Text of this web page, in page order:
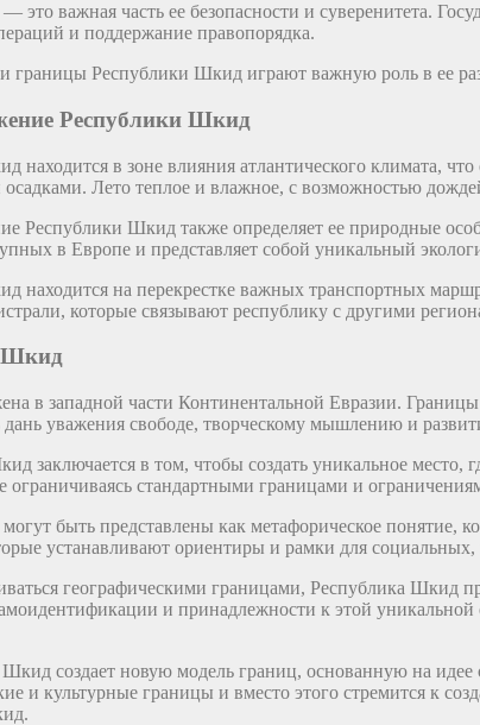
важная часть ее безопасности и суверенитета.
и поддержание правопорядка.
границы Республики Шкид играют важную роль в ее
Республики Шкид
находится в зоне влияния атлантического климата,
Лето теплое и влажное, с возможностью
Республики Шкид также определяет ее природные
в Европе и представляет собой уникальный
находится на перекрестке важных транспортных
которые связывают республику с другими
Шкид
в западной части Континентальной Евразии.
дань уважения свободе, творческому мышлению и
заключается в том, чтобы создать уникальное
ограничиваясь стандартными границами и
быть представлены как метафорическое понятие,
устанавливают ориентиры и рамки для
географическими границами, Республика Шкид
и принадлежности к этой
создает новую модель границ, основанную на
и культурные границы и вместо этого стремится к